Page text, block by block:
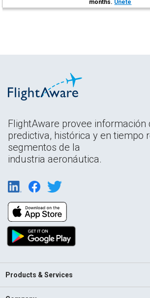
months. Únete
FlightAware provee información
predictiva, histórica y en tiempo
segmentos de la
industria aeronáutica.
Products & Services